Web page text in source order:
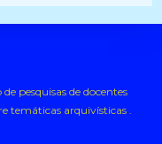
pesquisas de docentes
temáticas arquivísticas .